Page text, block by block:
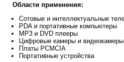
Области применения:
Сотовые и интеллектуальные
PDA и портативные компьютеры
MP3 и DVD плееры
Цифровые камеры и видеокамеры
Платы PCMCIA
Портативные устройства